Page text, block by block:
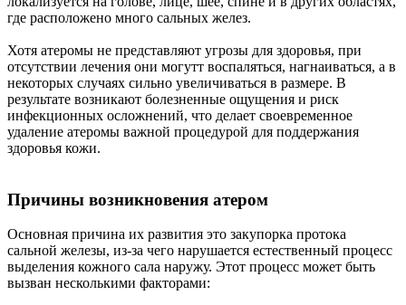
где расположено много сальных желез.
Хотя атеромы не представляют угрозы для здоровья, при
отсутствии лечения они могутт воспаляться, нагнаиваться, а в
некоторых случаях сильно увеличиваться в размере. В
результате возникают болезненные ощущения и риск
инфекционных осложнений, что делает своевременное
удаление атеромы важной процедурой для поддержания
здоровья кожи.
Причины возникновения атером
Основная причина их развития это закупорка протока
сальной железы, из-за чего нарушается естественный процесс
выделения кожного сала наружу. Этот процесс может быть
вызван несколькими факторами: